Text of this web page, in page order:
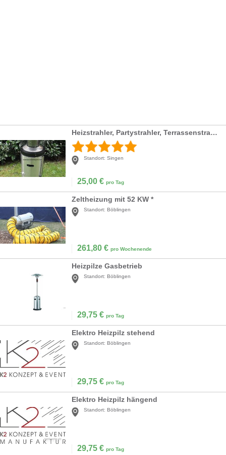
Heizstrahler, Partystrahler, Terrassenstrahler
Standort: Singen
25,00 € pro Tag
Zeltheizung mit 52 KW *
Standort: Böblingen
261,80 € pro Wochenende
Heizpilze Gasbetrieb
Standort: Böblingen
29,75 € pro Tag
Elektro Heizpilz stehend
Standort: Böblingen
29,75 € pro Tag
Elektro Heizpilz hängend
Standort: Böblingen
29,75 € pro Tag